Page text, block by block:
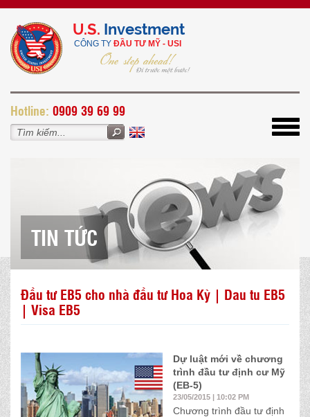
U.S. Investment
CÔNG TY ĐẦU TƯ MỸ - USI
Hotline: 0909 39 69 99
TIN TỨC
Đầu tư EB5 cho nhà đầu tư Hoa Kỳ | Dau tu EB5
| Visa EB5
Dự luật mới về chương
trình đầu tư định cư Mỹ
(EB-5)
23/05/2015 | 10:02 PM
Chương trình đầu tư định